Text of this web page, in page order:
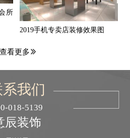
所
2019手机专卖店装修效果图
查看更多
我们
018-5139
辰装饰